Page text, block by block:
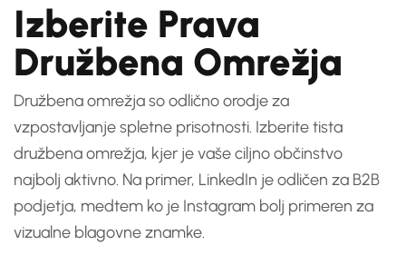
Izberite Prava
Družbena Omrežja
Družbena omrežja so odlično orodje za
vzpostavljanje spletne prisotnosti. Izberite tista
družbena omrežja, kjer je vaše ciljno občinstvo
najbolj aktivno. Na primer, LinkedIn je odličen za B2B
podjetja, medtem ko je Instagram bolj primeren za
vizualne blagovne znamke.